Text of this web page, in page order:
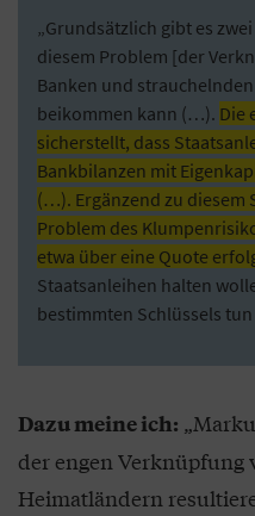
„Grundsätzlich gibt es
diesem Problem [der
Banken und
beikommen kann (…). Die
sicherstellt, dass
Bankbilanzen mit
(…). Ergänzend zu diesem
Problem des
etwa über eine Quote
Staatsanleihen halten
bestimmten Schlüssels
Dazu meine ich:
der engen Verknüpfung
Heimatländern